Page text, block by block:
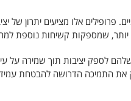
פרופילים אלו מציעים יתרון
יותר, שמספקות קשיחות נוספת
שלהם לספק יציבות תוך שמירה על
התמיכה הדרושה להבטחת